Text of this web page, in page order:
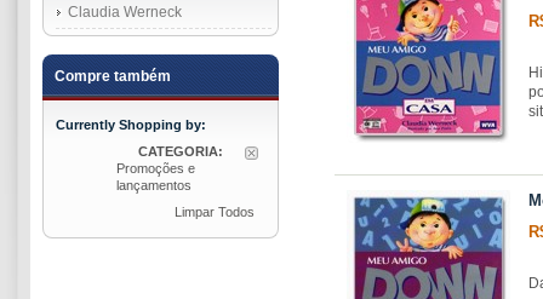
Claudia Werneck
Compre também
Currently Shopping by:
CATEGORIA:
Promoções e
lançamentos
Limpar Todos